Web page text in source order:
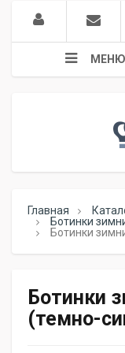
МЕНЮ
Главная
Ботинки
Ботинки
Ботинки
(темно-